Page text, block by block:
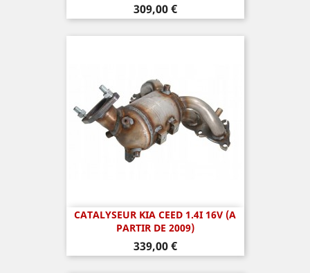
Prix
309,00 €
CATALYSEUR KIA CEED 1.4I 16V (A
PARTIR DE 2009)
Prix
339,00 €